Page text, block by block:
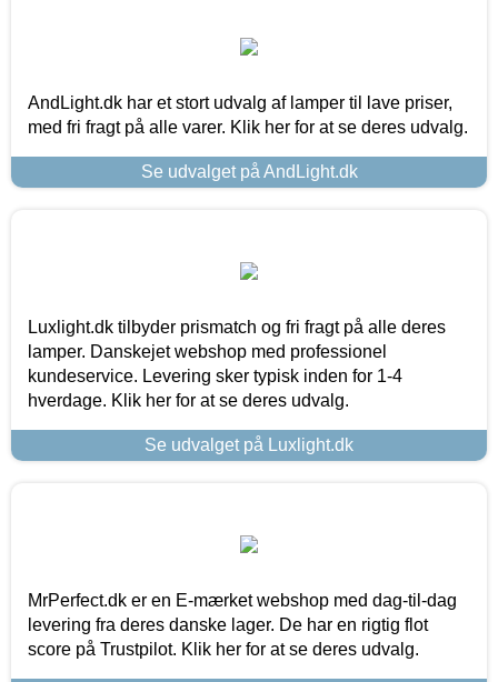
AndLight.dk har et stort udvalg af lamper til lave priser,
med fri fragt på alle varer. Klik her for at se deres udvalg.
Se udvalget på AndLight.dk
Luxlight.dk tilbyder prismatch og fri fragt på alle deres
lamper. Danskejet webshop med professionel
kundeservice. Levering sker typisk inden for 1-4
hverdage. Klik her for at se deres udvalg.
Se udvalget på Luxlight.dk
MrPerfect.dk er en E-mærket webshop med dag-til-dag
levering fra deres danske lager. De har en rigtig flot
score på Trustpilot. Klik her for at se deres udvalg.